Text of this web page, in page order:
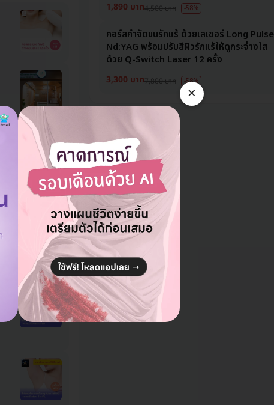
1,890 บาท4,500 บาท -58%
คอร์สกำจัดขนรักแร้ ด้วยเลเซอร์ Long Pulse
Nd:YAG พร้อมปรับสีผิวรักแร้ให้ดูกระจ่างใส
ด้วย Q-Switch Laser 12 ครั้ง
3,300 บาท7,800 บาท -58%
×